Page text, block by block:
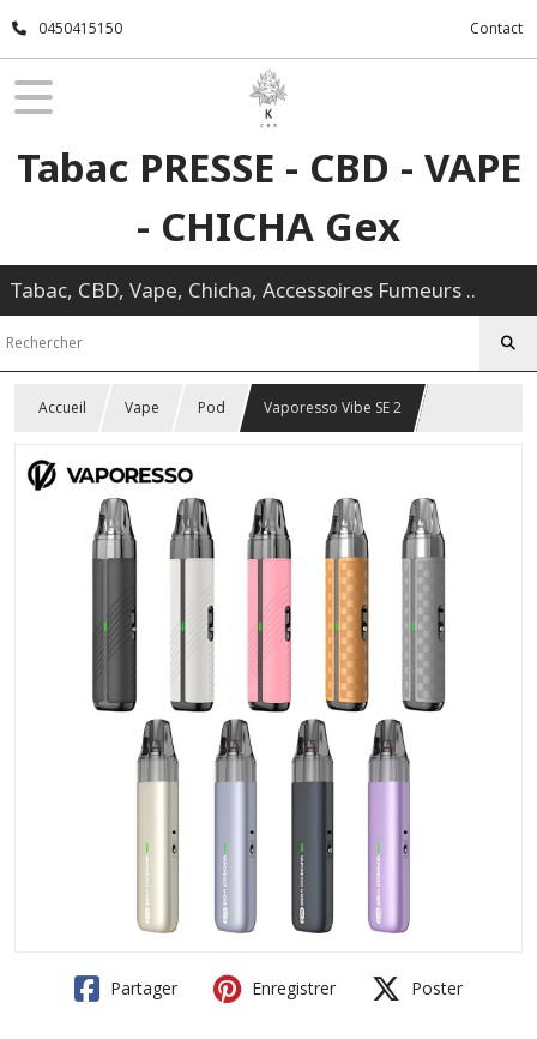
0450415150 Contact
Tabac PRESSE - CBD - VAPE
- CHICHA Gex
Tabac, CBD, Vape, Chicha, Accessoires Fumeurs ..
Accueil Vape Pod Vaporesso Vibe SE 2
Partager Enregistrer Poster